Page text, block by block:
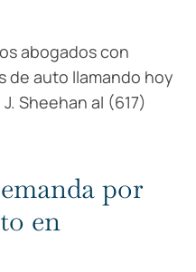
abogados con
de auto llamando hoy
Sheehan al (617)
por
en